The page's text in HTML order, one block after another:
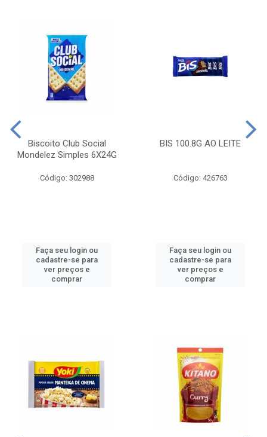
Biscoito Club Social
Mondelez Simples 6X24G
Código: 302988
Faça seu login ou
cadastre-se para
ver preços e
comprar
BIS 100.8G AO LEITE
Código: 426763
Faça seu login ou
cadastre-se para
ver preços e
comprar